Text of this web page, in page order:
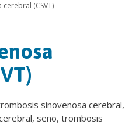
(CSVT)
sinovenosa cerebral,
seno, trombosis